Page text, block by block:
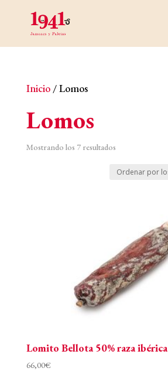
Inicio/ Lomos
Lomos
Mostrando los 7 resultadosOrdenado
Lomito Bellota 50% raza ibérica
66,00€